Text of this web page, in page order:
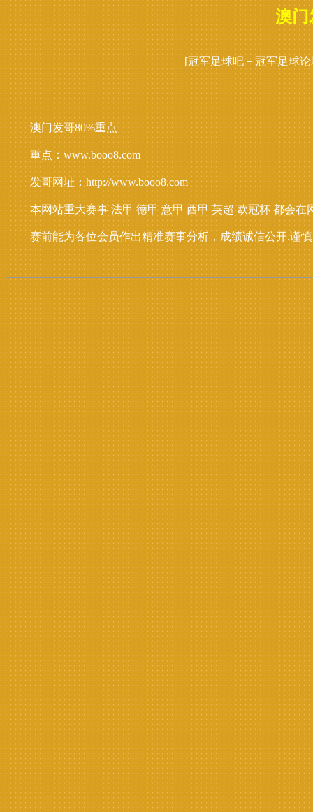
澳门
[冠军足球吧－冠军足球
澳门发哥80%重点
重点：www.booo8.com
发哥网址：http://www.booo8.com
本网站重大赛事 法甲 德甲 意甲 西甲 英超 欧冠杯 都会
赛前能为各位会员作出精准赛事分析，成绩诚信公开.谨